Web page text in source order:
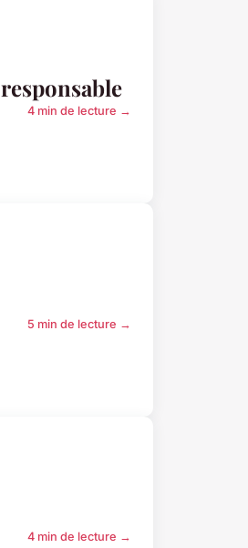
4 min de lecture →
5 min de lecture →
4 min de lecture →